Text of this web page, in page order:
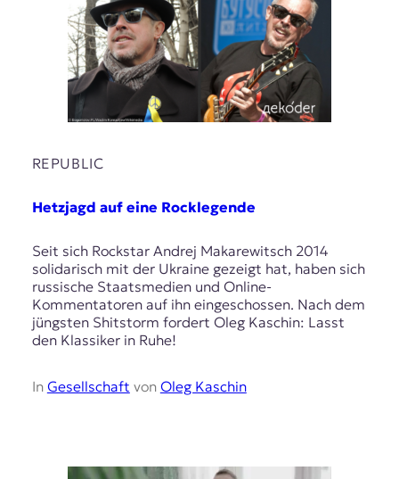
REPUBLIC
Hetzjagd auf eine Rocklegende
Seit sich Rockstar Andrej Makarewitsch 2014
solidarisch mit der Ukraine gezeigt hat, haben sich
russische Staatsmedien und Online-
Kommentatoren auf ihn eingeschossen. Nach dem
jüngsten Shitstorm fordert Oleg Kaschin: Lasst
den Klassiker in Ruhe!
In Gesellschaft von Oleg Kaschin